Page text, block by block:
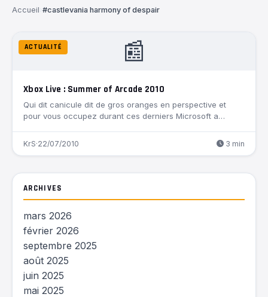
Accueil #castlevania harmony of despair
📰
ACTUALITÉ
Xbox Live : Summer of Arcade 2010
Qui dit canicule dit de gros oranges en perspective et
pour vous occupez durant ces derniers Microsoft a…
KrS·22/07/2010 3 min
ARCHIVES
mars 2026
février 2026
septembre 2025
août 2025
juin 2025
mai 2025